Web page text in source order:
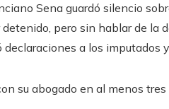
Sena guardó silencio
pero sin hablar de la
declaraciones a los imputados
su abogado en al menos